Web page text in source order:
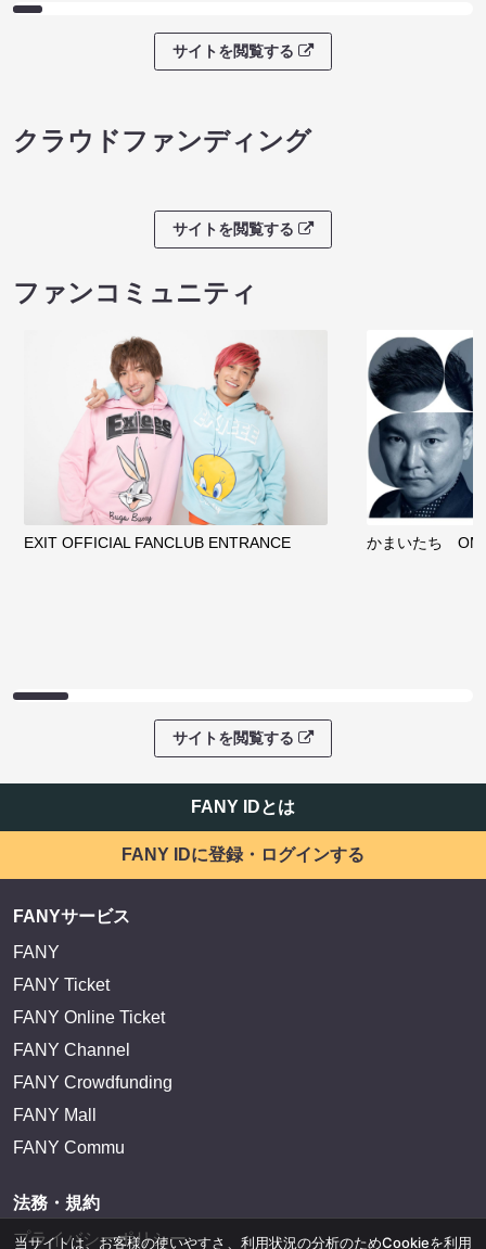
サイトを閲覧する
クラウドファンディング
サイトを閲覧する
ファンコミュニティ
EXIT OFFICIAL FANCLUB ENTRANCE かまいたち
サイトを閲覧する
FANY IDとは
FANY IDに登録・ログインする
FANYサービス
FANY
FANY Ticket
FANY Online Ticket
FANY Channel
FANY Crowdfunding
FANY Mall
FANY Commu
法務・規約
プライバシーポリシー
当サイトは、お客様の使いやすさ、利用状況の分析のためCookieを利用